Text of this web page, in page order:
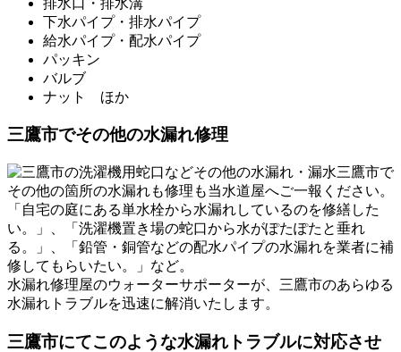
下水パイプ・排水パイプ
給水パイプ・配水パイプ
パッキン
バルブ
ナット ほか
三鷹市でその他の水漏れ修理
三鷹市で
その他の箇所の水漏れも修理も当水道屋へご一報ください。
「自宅の庭にある単水栓から水漏れしているのを修繕した
い。」、「洗濯機置き場の蛇口から水がぽたぽたと垂れ
る。」、「鉛管・銅管などの配水パイプの水漏れを業者に補
修してもらいたい。」など。
水漏れ修理屋のウォーターサポーターが、三鷹市のあらゆる
水漏れトラブルを迅速に解消いたします。
三鷹市にてこのような水漏れトラブルに対応させ